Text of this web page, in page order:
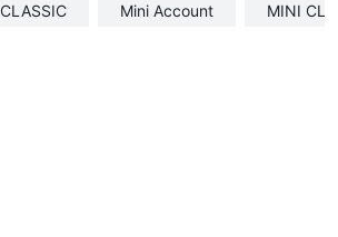
CLASSIC Mini Account MINI